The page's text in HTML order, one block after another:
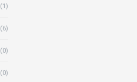
(1)
(6)
(0)
(0)